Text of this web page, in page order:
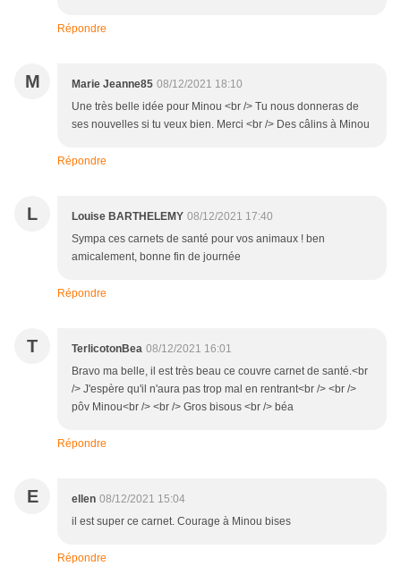
Répondre
M Marie Jeanne85 08/12/2021 18:10
Une très belle idée pour Minou <br /> Tu nous donneras de
ses nouvelles si tu veux bien. Merci <br /> Des câlins à Minou
Répondre
L Louise BARTHELEMY 08/12/2021 17:40
Sympa ces carnets de santé pour vos animaux ! ben
amicalement, bonne fin de journée
Répondre
T TerlicotonBea 08/12/2021 16:01
Bravo ma belle, il est très beau ce couvre carnet de santé.<br
/> J'espère qu'il n'aura pas trop mal en rentrant<br /> <br />
pôv Minou<br /> <br /> Gros bisous <br /> béa
Répondre
E ellen 08/12/2021 15:04
il est super ce carnet. Courage à Minou bises
Répondre